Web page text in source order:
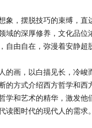
，摆脱技巧的束缚，直
域的深厚修养，文化品位
由自在，弥漫着安静超
画，以白描见长，冷峻
方式介绍西方哲学和西
和艺术的精华，激发他
读图时代的现代人的需求。